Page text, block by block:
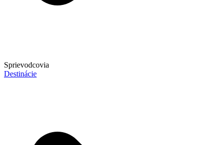
Sprievodcovia
Destinácie